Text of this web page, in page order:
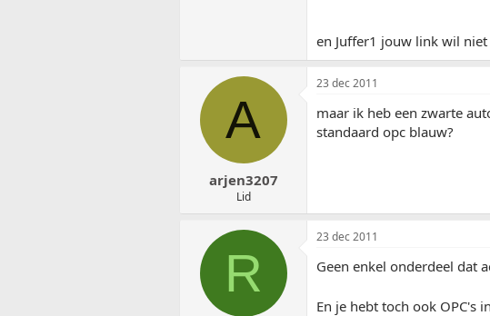
en Juffer1 jouw link wil
A
arjen3207
Lid
23 dec 2011
maar ik heb een zwarte
standaard opc blauw?
R
23 dec 2011
Geen enkel onderdeel dat
En je hebt toch ook OPC's